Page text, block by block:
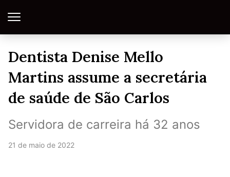
Dentista Denise Mello
Martins assume a secretária
de saúde de São Carlos
Servidora de carreira há 32 anos
21 de maio de 2022